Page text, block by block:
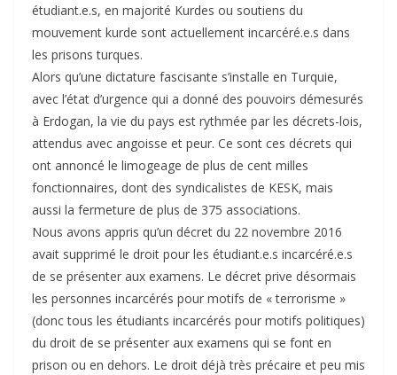
étudiant.e.s, en majorité Kurdes ou soutiens du
mouvement kurde sont actuellement incarcéré.e.s dans
les prisons turques.
Alors qu’une dictature fascisante s’installe en Turquie,
avec l’état d’urgence qui a donné des pouvoirs démesurés
à Erdogan, la vie du pays est rythmée par les décrets-lois,
attendus avec angoisse et peur. Ce sont ces décrets qui
ont annoncé le limogeage de plus de cent milles
fonctionnaires, dont des syndicalistes de KESK, mais
aussi la fermeture de plus de 375 associations.
Nous avons appris qu’un décret du 22 novembre 2016
avait supprimé le droit pour les étudiant.e.s incarcéré.e.s
de se présenter aux examens. Le décret prive désormais
les personnes incarcérés pour motifs de « terrorisme »
(donc tous les étudiants incarcérés pour motifs politiques)
du droit de se présenter aux examens qui se font en
prison ou en dehors. Le droit déjà très précaire et peu mis